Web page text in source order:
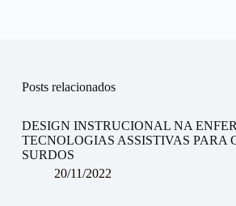
Posts relacionados
DESIGN INSTRUCIONAL NA
TECNOLOGIAS ASSISTIVAS PARA
SURDOS
20/11/2022